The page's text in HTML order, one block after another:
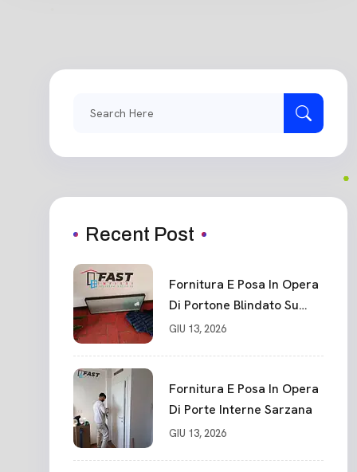
Recent Post
Fornitura E Posa In Opera
Di Portone Blindato Su
Misura In PVC, Panello
Punti La Spezia
GIU 13, 2026
Fornitura E Posa In Opera
Di Porte Interne Sarzana
GIU 13, 2026